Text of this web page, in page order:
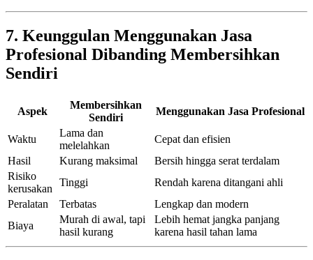
7. Keunggulan Menggunakan Jasa
Profesional Dibanding Membersihkan
Sendiri
Aspek
Membersihkan
Sendiri
Menggunakan Jasa Profesional
Waktu
Lama dan
melelahkan
Cepat dan efisien
Hasil
Kurang maksimal
Bersih hingga serat terdalam
Risiko
kerusakan
Tinggi
Rendah karena ditangani ahli
Peralatan
Terbatas
Lengkap dan modern
Biaya
Murah di awal, tapi
hasil kurang
Lebih hemat jangka panjang
karena hasil tahan lama